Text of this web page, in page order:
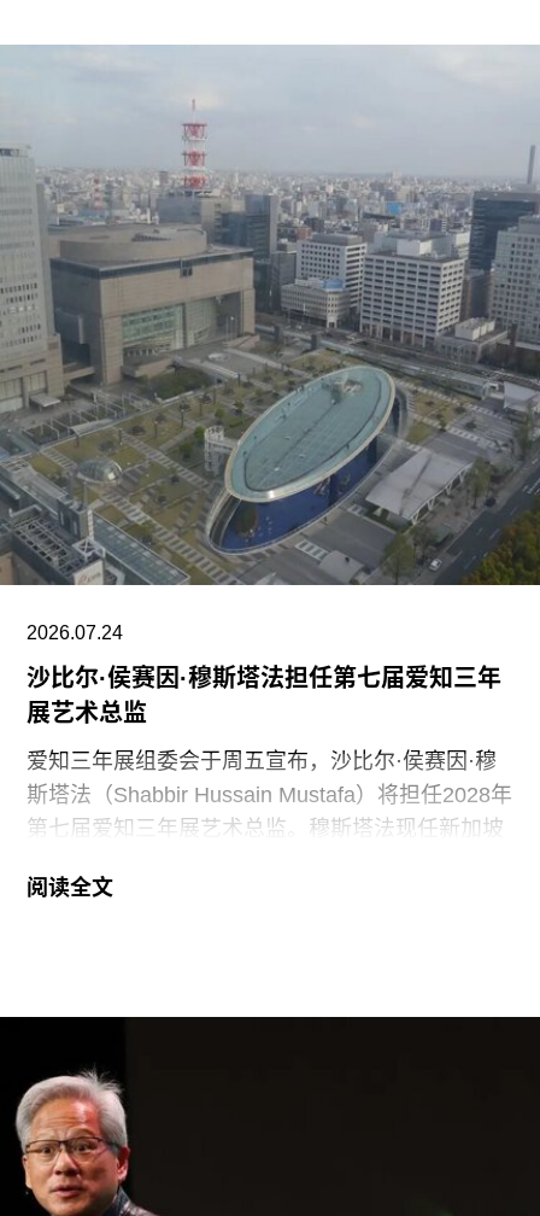
生河（Klang River）交汇处。美术馆将利用经过改
该机构由律师尚蒂·坎迪亚（Shanthi Kandiah）与
私募股权投资人布拉马尔·瓦苏德万（Brahmal
Vasudevan）共同创立，并由两人于2010年成立的
马来西亚非营利组织Creador Foundation负责运
营。
在新职位上，Yee将运用其策划现当代艺术展览的
丰富经验，负责Muara Arts的展览规划、空间布局
及整体艺术发展方向。11月1日，Muara Arts将以
群展“东南亚艺术 A-Z：一部批判性词典”（A–Z of
Southeast Asian Art: A Critical Dictionary） 正式向
公众开放。展览将汇集40余位艺术家的作品，涵盖
纺织、装置、影像、绘画、雕塑等多种创作媒介。
2026.07.24
沙比尔·侯赛因·穆斯塔法担任第七届爱知三年
展艺术总监
爱知三年展组委会于周五宣布，沙比尔·侯赛因·穆
斯塔法（Shabbir Hussain Mustafa）将担任2028年
第七届爱知三年展艺术总监。穆斯塔法现任新加坡
是其卓越的策展履历，以及能够为三年展带来崭新
间，他曾担任新加坡国家美术馆高级策展人，此后
部主管。2015年，他策划了第56届威尼斯双年展新
加坡馆。穆斯塔法还于2018年共同策划了达卡艺术
峰会，目前他正参与筹备将于2026年11月在多哈举
行的首届卡塔尔鲁拜亚四年展（Rubaiya
阅读全文